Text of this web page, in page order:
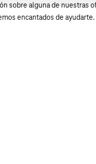
sobre alguna de nuestras
encantados de ayudarte.